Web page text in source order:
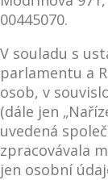
00445070.
V souladu s
parlamentu a
osob, v
(dále jen
uvedená
zpracovávala
jen osobní